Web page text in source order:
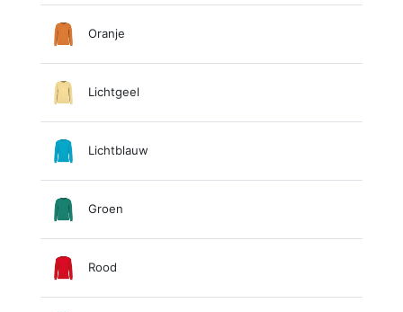
Oranje
Lichtgeel
Lichtblauw
Groen
Rood